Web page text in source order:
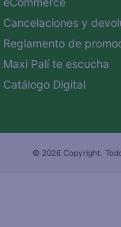
Cancelaciones y
Reglamento de
Maxi Palí te escucha
Catálogo Digital
© 2026 Copyright.